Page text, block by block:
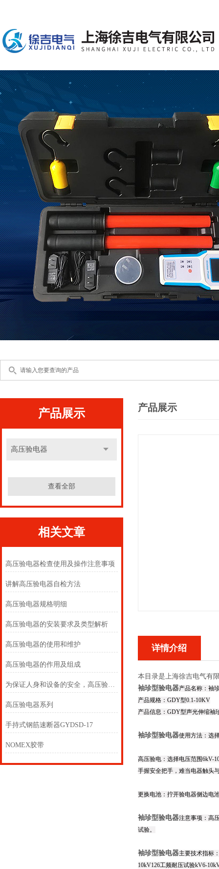
产品展示
高压验电器
查看全部
相关文章
高压验电器检查使用及操作注意事项
讲解高压验电器自检方法
高压验电器规格明细
高压验电器的安装要求及类型解析
高压验电器的使用和维护
高压验电器的作用及组成
为保证人身和设备的安全，高压验电器必须按规定的期限进行预防性试验
高压验电器系列
手持式钢筋速断器GYDSD-17
NOMEX胶带
产品展示
详情介绍
本目录是上海徐吉电气有
袖珍型验电器产品名称：袖
产品规格：GDY型0.1-10KV
产品信息：GDY型声光伸缩袖
袖珍型验电器使用方法：选
高压验电：选择电压范围6kV-
手握安全把手，难当电器触头
更换电池：拧开验电器侧边电
袖珍型验电器注意事项：高
试验。
袖珍型验电器主要技术指标
10kV126工频耐压试验kV6-